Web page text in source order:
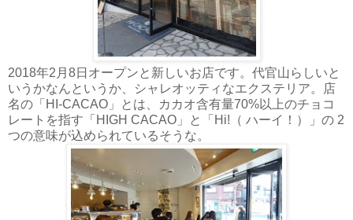
2018年2月8日オープンと新しいお店です。代官山らしいと
いうかなんというか、シャレオッティなエクステリア。店
名の「HI-CACAO」とは、カカオ含有量70%以上のチョコ
レートを指す「HIGH CACAO」と「Hi!（ ハーイ！）」の 2
つの意味が込められているそうな。